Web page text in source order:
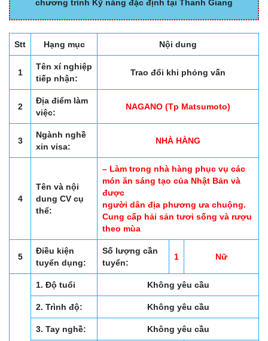
chương trình Kỹ năng đặc định tại Thanh Giang
Stt Hạng mục Nội dung
1
Tên xí nghiệp
tiếp nhận:
Trao đổi khi phỏng vấn
2
Địa điểm làm
việc:
NAGANO (Tp Matsumoto)
3
Ngành nghề
xin visa:
NHÀ HÀNG
4
Tên và nội
dung CV cụ
thể:
– Làm trong nhà hàng phục vụ các
món ăn sáng tạo của Nhật Bản và
được
người dân địa phương ưa chuộng.
Cung cấp hải sản tươi sống và rượu
theo mùa
5
Điều kiện
tuyển dụng:
Số lượng cần
tuyển:
1 Nữ
1. Độ tuổi Không yêu cầu
2. Trình độ: Không yêu cầu
3. Tay nghề: Không yêu cầu